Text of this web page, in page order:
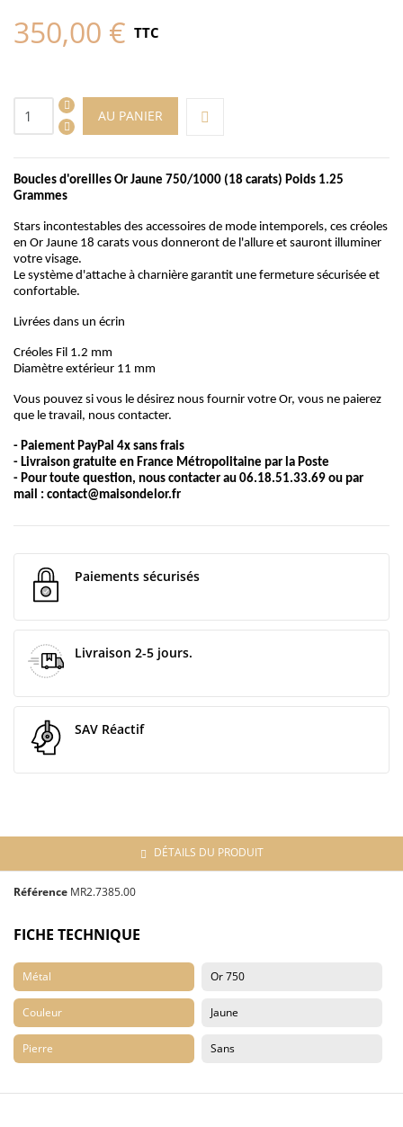
350,00 € TTC
AU PANIER
Boucles d'oreilles Or Jaune 750/1000 (18 carats) Poids 1.25
Grammes
Stars incontestables des accessoires de mode intemporels, ces créoles
en Or Jaune 18 carats vous donneront de l'allure et sauront illuminer
votre visage.
Le système d'attache à charnière garantit une fermeture sécurisée et
confortable.
Livrées dans un écrin
Créoles Fil 1.2 mm
Diamètre extérieur 11 mm
Vous pouvez si vous le désirez nous fournir votre Or, vous ne paierez
que le travail, nous contacter.
- Paiement PayPal 4x sans frais
- Livraison gratuite en France Métropolitaine par la Poste
- Pour toute question, nous contacter au 06.18.51.33.69 ou par
mail : contact@maisondelor.fr
Paiements sécurisés
Livraison 2-5 jours.
SAV Réactif
DÉTAILS DU PRODUIT
Référence MR2.7385.00
FICHE TECHNIQUE
Métal Or 750
Couleur Jaune
Pierre Sans